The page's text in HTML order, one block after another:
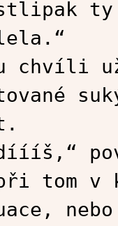
ty
chvíli
tom v